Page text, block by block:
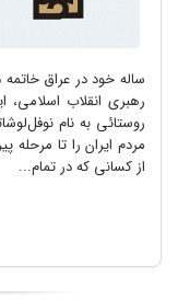
خاتمه داد و برای ادامه
اسلامی، این کشور را به
نوفل‌لوشاتو در حومه
تا مرحله پیروزی کامل و
تمام...